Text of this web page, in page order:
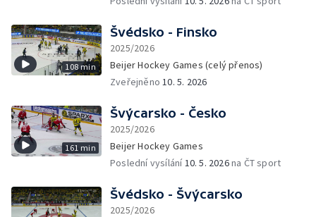
108 min
Švédsko - Finsko
2025/2026
Beijer Hockey Games (celý přenos)
Zveřejněno10. 5. 2026
161 min
Švýcarsko - Česko
2025/2026
Beijer Hockey Games
Poslední vysílání10. 5. 2026na ČT sport
Švédsko - Švýcarsko
2025/2026